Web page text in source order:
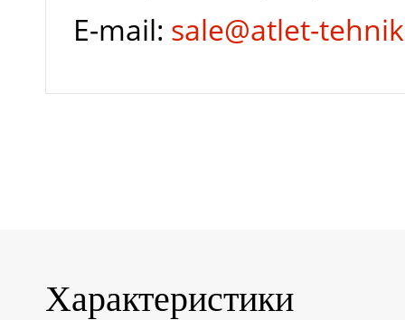
E-mail: sale@atlet-
Характеристики